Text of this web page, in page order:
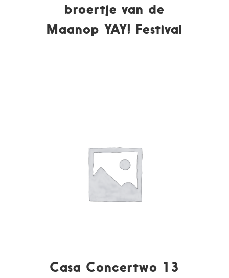
broertje van de
Maanop YAY! Festival
Casa Concertwo 13